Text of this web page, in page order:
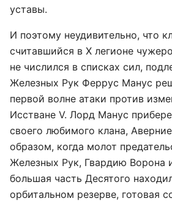
уставы.
И поэтому неудивительно, что
считавшийся в Х легионе
не числился в списках сил,
Железных Рук Феррус Манус
первой волне атаки против
Исстване V. Лорд Манус
своего любимого клана,
образом, когда молот
Железных Рук, Гвардию Ворона
большая часть Десятого
орбитальном резерве, готовая